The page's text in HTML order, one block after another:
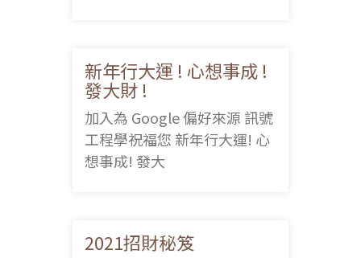
新年行大運 ! 心想事成 !
發大財 !
加入為 Google 偏好來源 訊號
工程學祝福您 新年行大運! 心
想事成! 發大
2021招財秘笈